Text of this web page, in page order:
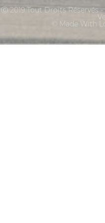
Ⓒ 2019 Tout Droits Réservés
© Made With